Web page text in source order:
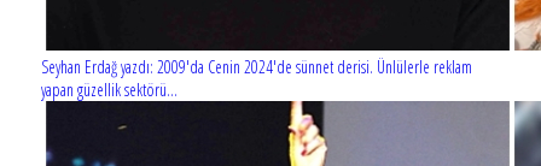
Seyhan Erdağ yazdı: 2009'da Cenin 2024'de sünnet derisi. Ünlülerle reklam
yapan güzellik sektörü...